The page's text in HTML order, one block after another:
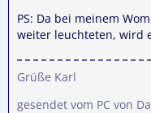
PS: Da bei meinem
weiter leuchteten, wird
Grüße Karl
gesendet vom PC von